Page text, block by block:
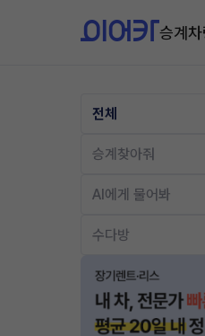
승계차
전체
승계찾아줘
AI에게 물어봐
수다방